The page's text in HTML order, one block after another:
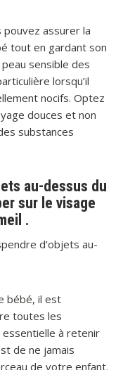
pouvez assurer la
tout en gardant son
sensible des
lorsqu’il
nocifs. Optez
douces et non
substances
au-dessus du
sur le visage
.
d’objets au-
bébé, il est
toutes les
essentielle à retenir
de ne jamais
de votre enfant.